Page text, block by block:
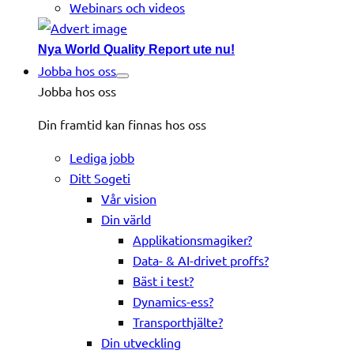
Webinars och videos
Nya World Quality Report ute nu!
Jobba hos oss
Jobba hos oss
Din framtid kan finnas hos oss
Lediga jobb
Ditt Sogeti
Vår vision
Din värld
Applikationsmagiker?
Data- & AI-drivet proffs?
Bäst i test?
Dynamics-ess?
Transporthjälte?
Din utveckling